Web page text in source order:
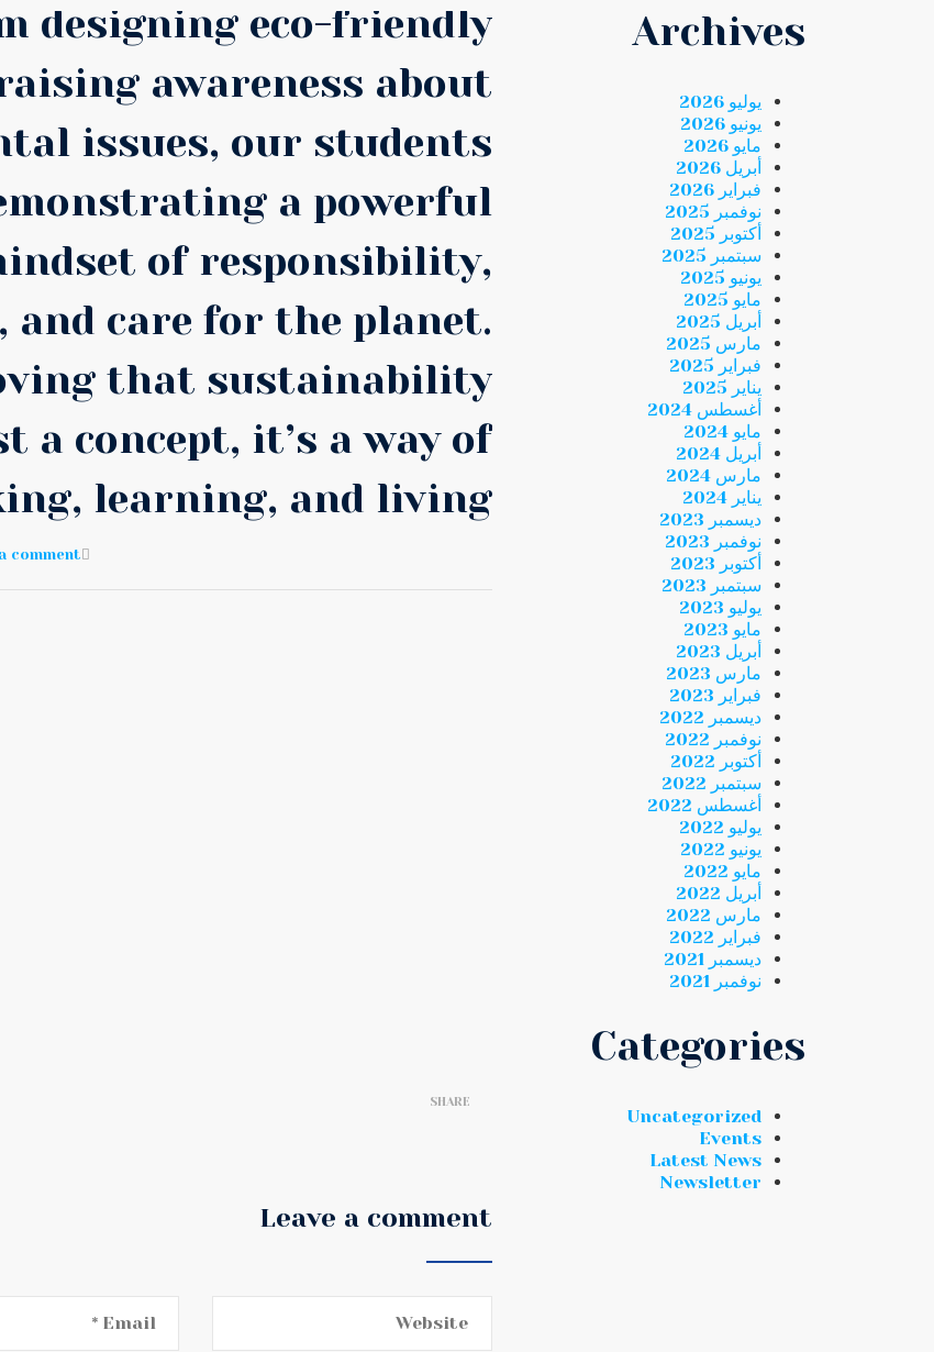
designing eco-friendly
awareness about
issues, our students
a powerful
of responsibility,
care for the planet.
that sustainability
a concept, it’s a way of
learning, and living.
comment
SHARE
Leave a comment
Archives
يوليو 2026
يونيو 2026
مايو 2026
أبريل 2026
فبراير 2026
نوفمبر 2025
أكتوبر 2025
سبتمبر 2025
يونيو 2025
مايو 2025
أبريل 2025
مارس 2025
فبراير 2025
يناير 2025
أغسطس 2024
مايو 2024
أبريل 2024
مارس 2024
يناير 2024
ديسمبر 2023
نوفمبر 2023
أكتوبر 2023
سبتمبر 2023
يوليو 2023
مايو 2023
أبريل 2023
مارس 2023
فبراير 2023
ديسمبر 2022
نوفمبر 2022
أكتوبر 2022
سبتمبر 2022
أغسطس 2022
يوليو 2022
يونيو 2022
مايو 2022
أبريل 2022
مارس 2022
فبراير 2022
ديسمبر 2021
نوفمبر 2021
Categories
Uncategorized
Events
Latest News
Newsletter